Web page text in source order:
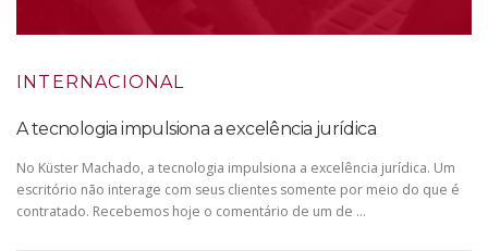
INTERNACIONAL
A tecnologia impulsiona a excelência jurídica
No Küster Machado, a tecnologia impulsiona a excelência jurídica. Um
escritório não interage com seus clientes somente por meio do que é
contratado. Recebemos hoje o comentário de um de …